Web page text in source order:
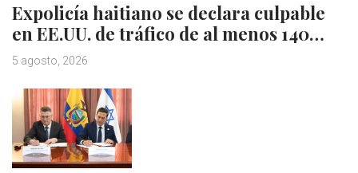
Expolicía haitiano se declara culpable
en EE.UU. de tráfico de al menos 140…
5 agosto, 2026